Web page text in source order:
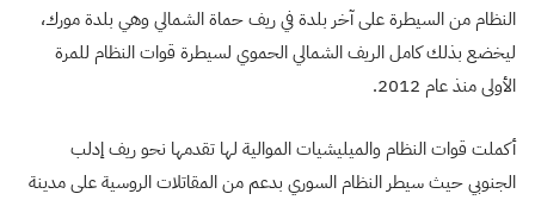
النظام من السيطرة على آخر بلدة في ريف حماة الشمالي وهي بلدة مورك،
ليخضع بذلك كامل الريف الشمالي الحموي لسيطرة قوات النظام للمرة
الأولى منذ عام 2012.
أكملت قوات النظام والميليشيات الموالية لها تقدمها نحو ريف إدلب
الجنوبي حيث سيطر النظام السوري بدعم من المقاتلات الروسية على مدينة